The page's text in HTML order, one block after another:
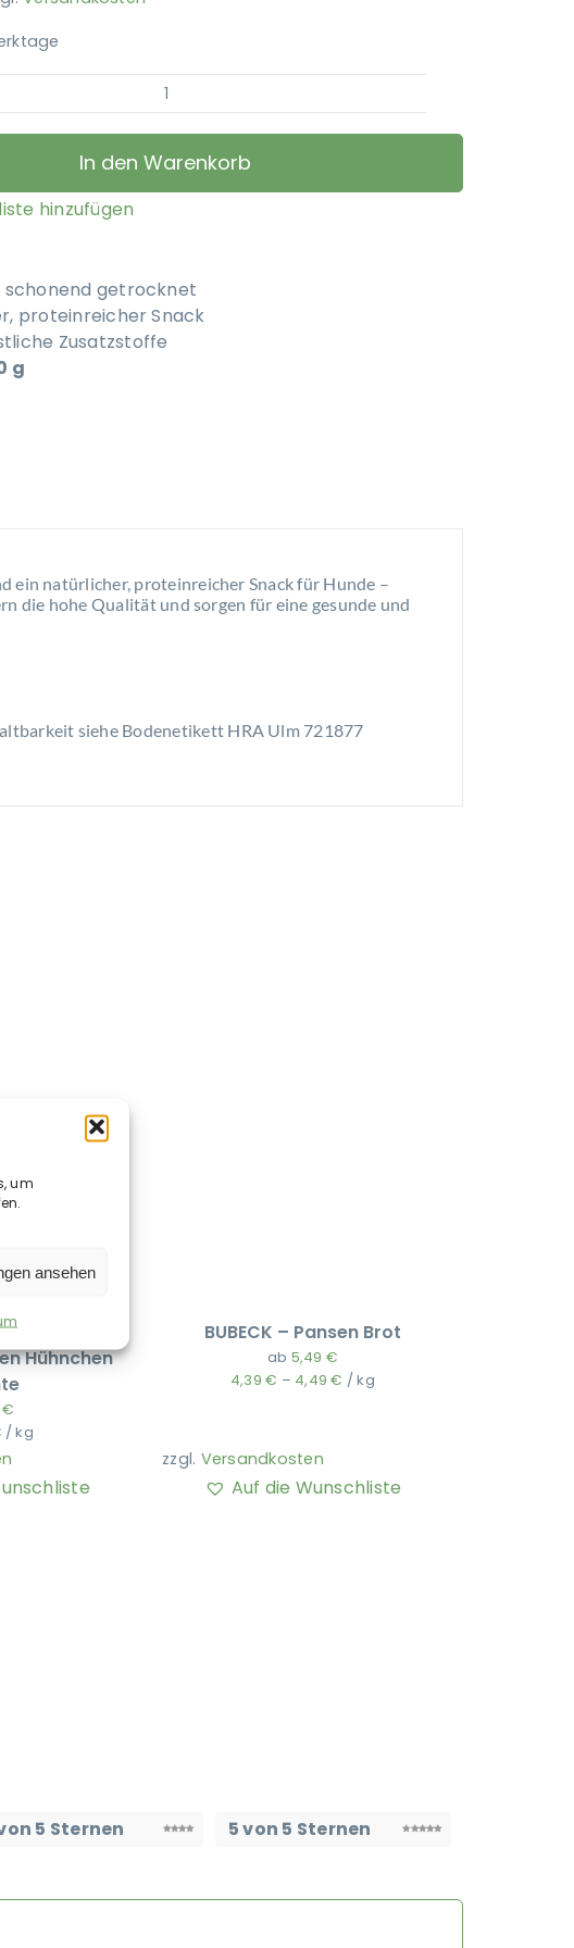
um
ansehen
For
Dogs
Only
In den Warenkorb
hinzufügen
schonend getrocknet
proteinreicher Snack
Zusatzstoffe
g
ein natürlicher, proteinreicher Snack für Hunde –
die hohe Qualität und sorgen für eine gesunde und
siehe Bodenetikett HRA Ulm 721877
Hühnchen
€
/kg
BUBECK – Pansen Brot
ab 5,49 €
4,39€ – 4,49€ /kg
zzgl. Versandkosten
Auf die Wunschliste
5 Sternen 5 von 5 Sternen